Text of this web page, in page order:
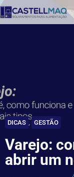
DICAS , GESTÃO
Varejo:
abrir um